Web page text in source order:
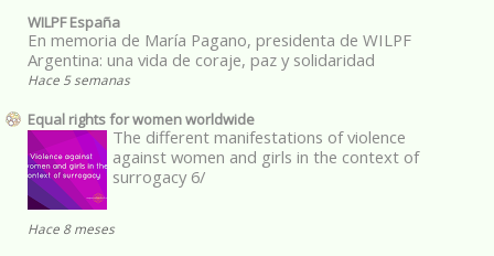
WILPF España
En memoria de María Pagano, presidenta de WILPF
Argentina: una vida de coraje, paz y solidaridad
Hace 5 semanas
Equal rights for women worldwide
The different manifestations of violence
against women and girls in the context of
surrogacy 6/
Hace 8 meses